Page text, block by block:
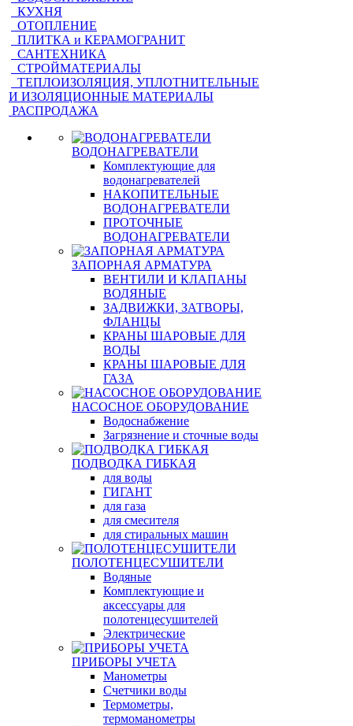
КУХНЯ
ОТОПЛЕНИЕ
ПЛИТКА и КЕРАМОГРАНИТ
САНТЕХНИКА
СТРОЙМАТЕРИАЛЫ
ТЕПЛОИЗОЛЯЦИЯ, УПЛОТНИТЕЛЬНЫЕ
И ИЗОЛЯЦИОННЫЕ МАТЕРИАЛЫ
РАСПРОДАЖА
ВОДОНАГРЕВАТЕЛИ
Комплектующие для
водонагревателей
НАКОПИТЕЛЬНЫЕ
ВОДОНАГРЕВАТЕЛИ
ПРОТОЧНЫЕ
ВОДОНАГРЕВАТЕЛИ
ЗАПОРНАЯ АРМАТУРА
ВЕНТИЛИ И КЛАПАНЫ
ВОДЯНЫЕ
ЗАДВИЖКИ, ЗАТВОРЫ,
ФЛАНЦЫ
КРАНЫ ШАРОВЫЕ ДЛЯ
ВОДЫ
КРАНЫ ШАРОВЫЕ ДЛЯ
ГАЗА
НАСОСНОЕ ОБОРУДОВАНИЕ
Водоснабжение
Загрязнение и сточные воды
ПОДВОДКА ГИБКАЯ
для воды
ГИГАНТ
для газа
для смесителя
для стиральных машин
ПОЛОТЕНЦЕСУШИТЕЛИ
Водяные
Комплектующие и
аксессуары для
полотенцесушителей
Электрические
ПРИБОРЫ УЧЕТА
Манометры
Счетчики воды
Термометры,
термоманометры